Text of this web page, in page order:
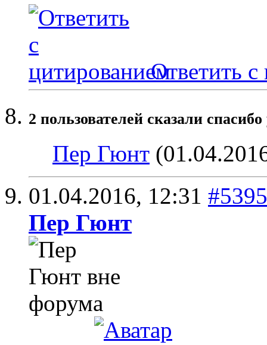
Ответить с
2 пользователей сказали
Пер Гюнт
01.04.2016, 12:31 #5395
Пер Гюнт